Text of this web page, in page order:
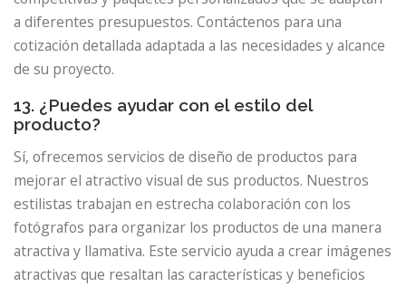
a diferentes presupuestos. Contáctenos para una
cotización detallada adaptada a las necesidades y alcance
de su proyecto.
13. ¿Puedes ayudar con el estilo del
producto?
Sí, ofrecemos servicios de diseño de productos para
mejorar el atractivo visual de sus productos. Nuestros
estilistas trabajan en estrecha colaboración con los
fotógrafos para organizar los productos de una manera
atractiva y llamativa. Este servicio ayuda a crear imágenes
atractivas que resaltan las características y beneficios